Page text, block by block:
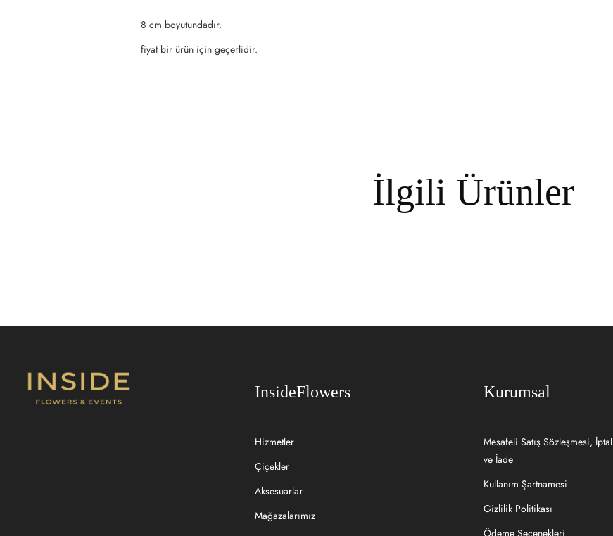
8 cm boyutundadır.
fiyat bir ürün için geçerlidir.
İlgili Ürünler
InsideFlowers
Hizmetler
Çiçekler
Aksesuarlar
Mağazalarımız
Kurumsal
Mesafeli Satış Sözleşmesi, İptal
ve İade
Kullanım Şartnamesi
Gizlilik Politikası
Ödeme Seçenekleri